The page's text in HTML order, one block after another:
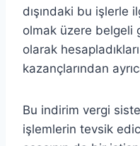
dışındaki bu işlerle
olmak üzere belgeli
olarak
kazançlarından
Bu indirim vergi
işlemlerin tevsik